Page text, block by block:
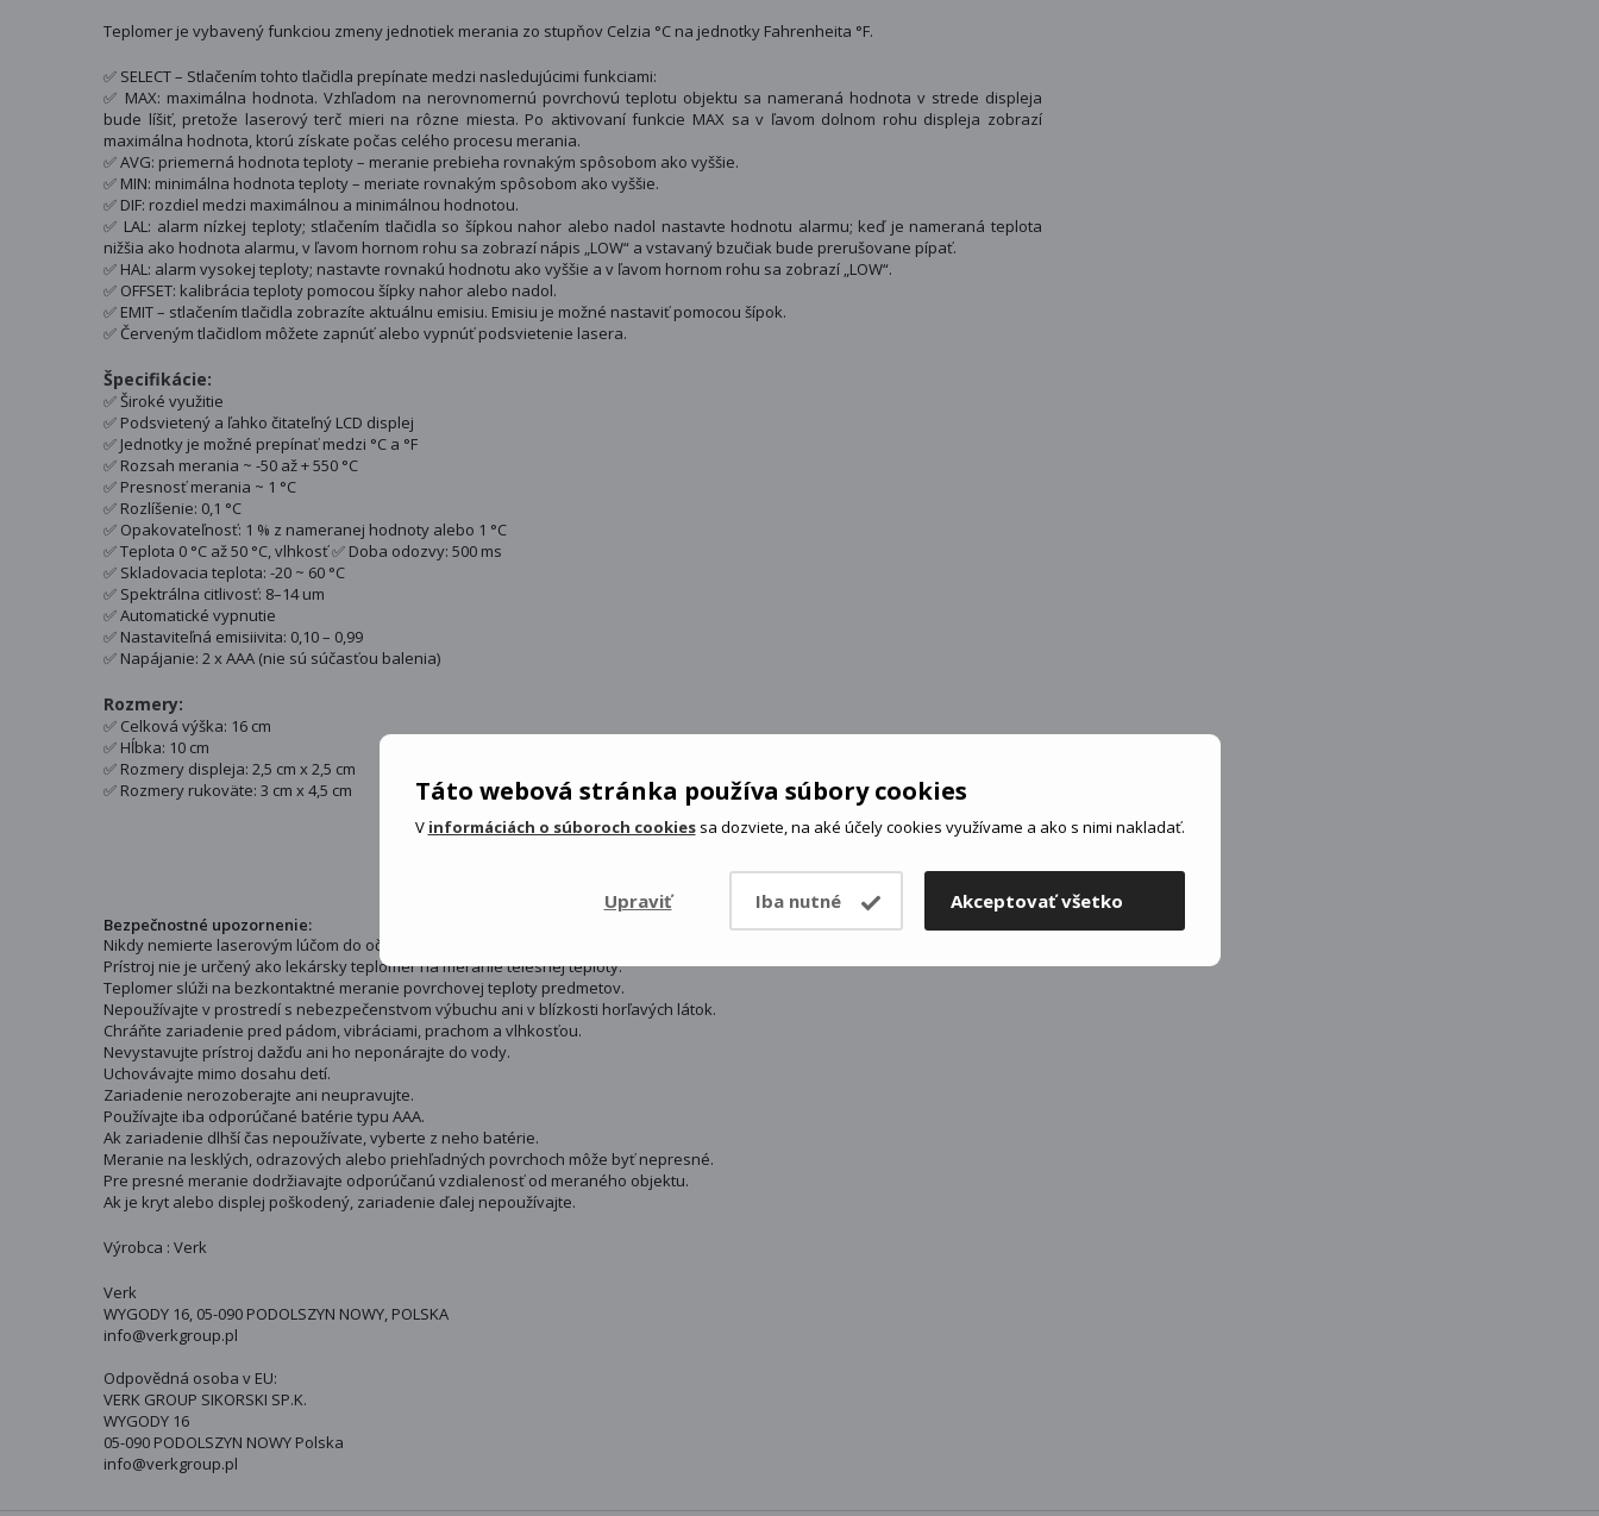
Táto webová stránka používa súbory cookies
V informáciách o súboroch cookiessa dozviete, na aké účely cookies využívame a ako s nimi nakladať.
Upraviť Iba nutné Akceptovať všetko
Teplomer je vybavený funkciou zmeny jednotiek merania zo stupňov Celzia °C na jednotky Fahrenheita °F.
✅ SELECT – Stlačením tohto tlačidla prepínate medzi nasledujúcimi funkciami:
✅ MAX: maximálna hodnota. Vzhľadom na nerovnomernú povrchovú teplotu objektu sa nameraná hodnota v strede displeja
bude líšiť, pretože laserový terč mieri na rôzne miesta. Po aktivovaní funkcie MAX sa v ľavom dolnom rohu displeja zobrazí
maximálna hodnota, ktorú získate počas celého procesu merania.
✅ AVG: priemerná hodnota teploty – meranie prebieha rovnakým spôsobom ako vyššie.
✅ MIN: minimálna hodnota teploty – meriate rovnakým spôsobom ako vyššie.
✅ DIF: rozdiel medzi maximálnou a minimálnou hodnotou.
✅ LAL: alarm nízkej teploty; stlačením tlačidla so šípkou nahor alebo nadol nastavte hodnotu alarmu; keď je nameraná teplota
nižšia ako hodnota alarmu, v ľavom hornom rohu sa zobrazí nápis „LOW“ a vstavaný bzučiak bude prerušovane pípať.
✅ HAL: alarm vysokej teploty; nastavte rovnakú hodnotu ako vyššie a v ľavom hornom rohu sa zobrazí „LOW“.
✅ OFFSET: kalibrácia teploty pomocou šípky nahor alebo nadol.
✅ EMIT – stlačením tlačidla zobrazíte aktuálnu emisiu. Emisiu je možné nastaviť pomocou šípok.
✅ Červeným tlačidlom môžete zapnúť alebo vypnúť podsvietenie lasera.
Špecifikácie:
✅ Široké využitie
✅ Podsvietený a ľahko čitateľný LCD displej
✅ Jednotky je možné prepínať medzi °C a °F
✅ Rozsah merania ~ -50 až + 550 °C
✅ Presnosť merania ~ 1 °C
✅ Rozlíšenie: 0,1 °C
✅ Opakovateľnosť: 1 % z nameranej hodnoty alebo 1 °C
✅ Teplota 0 °C až 50 °C, vlhkosť ✅ Doba odozvy: 500 ms
✅ Skladovacia teplota: -20 ~ 60 °C
✅ Spektrálna citlivosť: 8–14 um
✅ Automatické vypnutie
✅ Nastaviteľná emisiivita: 0,10 – 0,99
✅ Napájanie: 2 x AAA (nie sú súčasťou balenia)
Rozmery:
✅ Celková výška: 16 cm
✅ Hĺbka: 10 cm
✅ Rozmery displeja: 2,5 cm x 2,5 cm
✅ Rozmery rukoväte: 3 cm x 4,5 cm
Bezpečnostné upozornenie:
Nikdy nemierte laserovým lúčom do očí ľudí ani zvierat.
Prístroj nie je určený ako lekársky teplomer na meranie telesnej teploty.
Teplomer slúži na bezkontaktné meranie povrchovej teploty predmetov.
Nepoužívajte v prostredí s nebezpečenstvom výbuchu ani v blízkosti horľavých látok.
Chráňte zariadenie pred pádom, vibráciami, prachom a vlhkosťou.
Nevystavujte prístroj dažďu ani ho neponárajte do vody.
Uchovávajte mimo dosahu detí.
Zariadenie nerozoberajte ani neupravujte.
Používajte iba odporúčané batérie typu AAA.
Ak zariadenie dlhší čas nepoužívate, vyberte z neho batérie.
Meranie na lesklých, odrazových alebo priehľadných povrchoch môže byť nepresné.
Pre presné meranie dodržiavajte odporúčanú vzdialenosť od meraného objektu.
Ak je kryt alebo displej poškodený, zariadenie ďalej nepoužívajte.
Výrobca : Verk
Verk
WYGODY 16, 05-090 PODOLSZYN NOWY, POLSKA
info@verkgroup.pl
Odpovědná osoba v EU:
VERK GROUP SIKORSKI SP.K.
WYGODY 16
05-090 PODOLSZYN NOWY Polska
info@verkgroup.pl